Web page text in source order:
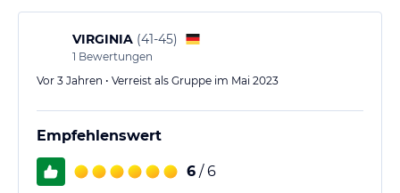
VIRGINIA (41-45)
1 Bewertungen
Vor 3 Jahren • Verreist als Gruppe im Mai 2023
Empfehlenswert
6 / 6